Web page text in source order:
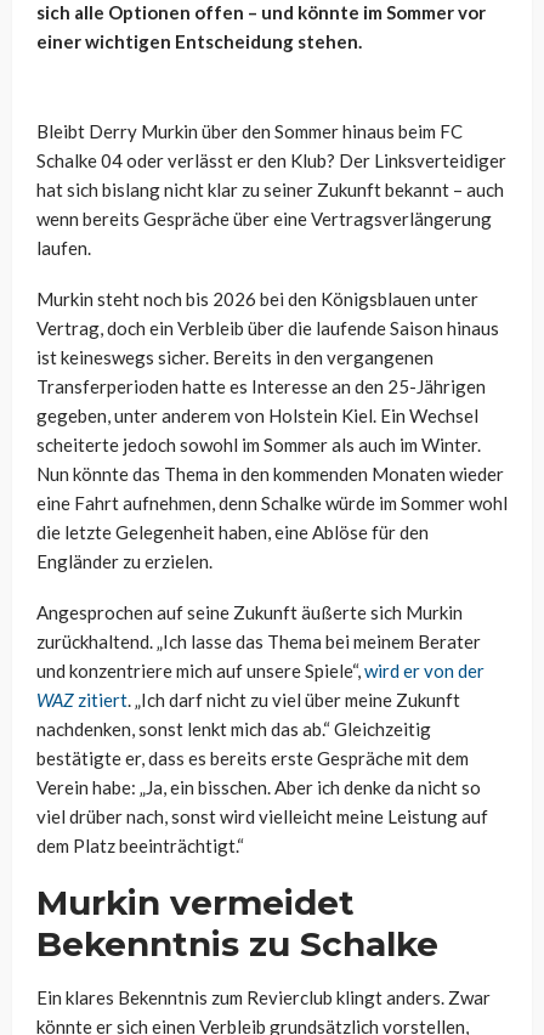
sich alle Optionen offen – und könnte im Sommer vor
einer wichtigen Entscheidung stehen.
Bleibt Derry Murkin über den Sommer hinaus beim FC
Schalke 04 oder verlässt er den Klub? Der Linksverteidiger
hat sich bislang nicht klar zu seiner Zukunft bekannt – auch
wenn bereits Gespräche über eine Vertragsverlängerung
laufen.
Murkin steht noch bis 2026 bei den Königsblauen unter
Vertrag, doch ein Verbleib über die laufende Saison hinaus
ist keineswegs sicher. Bereits in den vergangenen
Transferperioden hatte es Interesse an den 25-Jährigen
gegeben, unter anderem von Holstein Kiel. Ein Wechsel
scheiterte jedoch sowohl im Sommer als auch im Winter.
Nun könnte das Thema in den kommenden Monaten wieder
eine Fahrt aufnehmen, denn Schalke würde im Sommer wohl
die letzte Gelegenheit haben, eine Ablöse für den
Engländer zu erzielen.
Angesprochen auf seine Zukunft äußerte sich Murkin
zurückhaltend. „Ich lasse das Thema bei meinem Berater
und konzentriere mich auf unsere Spiele“,wird er von der
WAZ zitiert. „Ich darf nicht zu viel über meine Zukunft
nachdenken, sonst lenkt mich das ab.“ Gleichzeitig
bestätigte er, dass es bereits erste Gespräche mit dem
Verein habe: „Ja, ein bisschen. Aber ich denke da nicht so
viel drüber nach, sonst wird vielleicht meine Leistung auf
dem Platz beeinträchtigt.“
Murkin vermeidet
Bekenntnis zu Schalke
Ein klares Bekenntnis zum Revierclub klingt anders. Zwar
könnte er sich einen Verbleib grundsätzlich vorstellen,